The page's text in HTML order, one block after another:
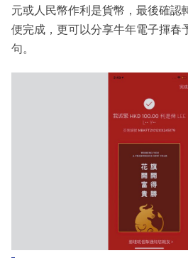
元或人民幣作利是貨幣，最後確認
便完成，更可以分享牛年電子揮春
句。